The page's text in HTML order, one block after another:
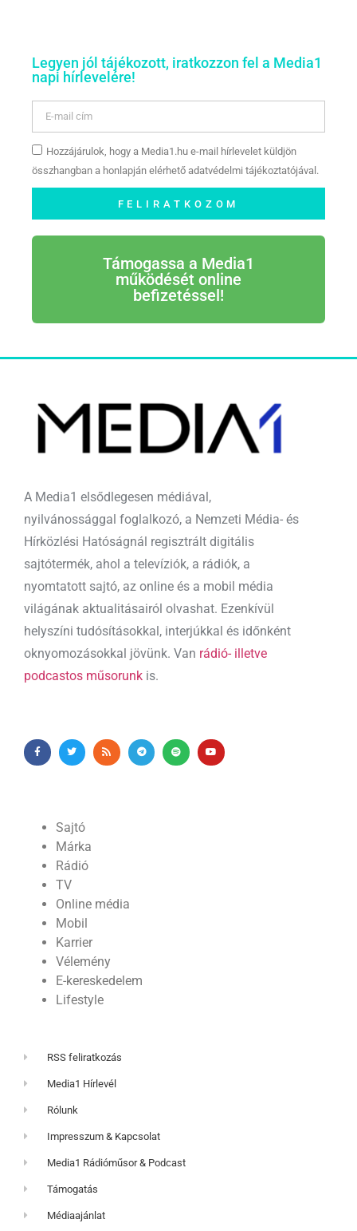
Legyen jól tájékozott, iratkozzon fel a Media1
napi hírlevelére!
Hozzájárulok, hogy a Media1.hu e-mail hírlevelet küldjön
összhangban a honlapján elérhető adatvédelmi tájékoztatójával.
FELIRATKOZOM
Támogassa a Media1
működését online
befizetéssel!
A Media1 elsődlegesen médiával,
nyilvánossággal foglalkozó, a Nemzeti Média- és
Hírközlési Hatóságnál regisztrált digitális
sajtótermék, ahol a televíziók, a rádiók, a
nyomtatott sajtó, az online és a mobil média
világának aktualitásairól olvashat. Ezenkívül
helyszíni tudósításokkal, interjúkkal és időnként
oknyomozásokkal jövünk. Van rádió- illetve
podcastos műsorunk is.
Sajtó
Márka
Rádió
TV
Online média
Mobil
Karrier
Vélemény
E-kereskedelem
Lifestyle
RSS feliratkozás
Media1 Hírlevél
Rólunk
Impresszum & Kapcsolat
Media1 Rádióműsor & Podcast
Támogatás
Médiaajánlat